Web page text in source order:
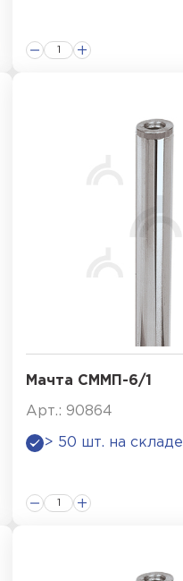
Мачта СММП-6/1
Арт.: 90864
> 50 шт. на складе